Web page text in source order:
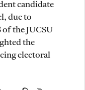
candidate
due to
the JUCSU
the
electoral